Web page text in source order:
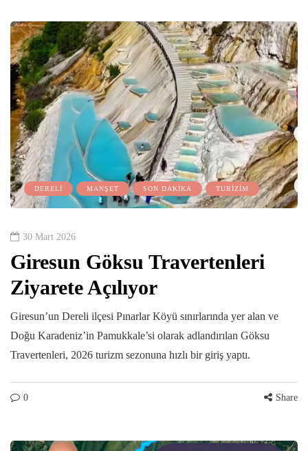
DERELİ MANŞET SON DAKİKA TURİZİM
30 Mart 2026
Giresun Göksu Travertenleri
Ziyarete Açılıyor
Giresun’un Dereli ilçesi Pınarlar Köyü sınırlarında yer alan ve
Doğu Karadeniz’in Pamukkale’si olarak adlandırılan Göksu
Travertenleri, 2026 turizm sezonuna hızlı bir giriş yaptı.
0 Share